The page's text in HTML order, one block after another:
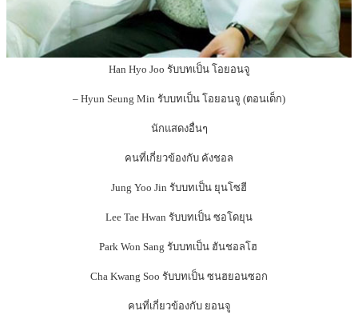
Han Hyo Joo รับบทเป็น โอยอนจู
– Hyun Seung Min รับบทเป็น โอยอนจู (ตอนเด็ก)
นักแสดงอื่นๆ
คนที่เกี่ยวข้องกับ คังชอล
Jung Yoo Jin รับบทเป็น ยุนโซฮี
Lee Tae Hwan รับบทเป็น ซอโดยุน
Park Won Sang รับบทเป็น ฮันชอลโฮ
Cha Kwang Soo รับบทเป็น ซนฮยอนซอก
คนที่เกี่ยวข้องกับ ยอนจู